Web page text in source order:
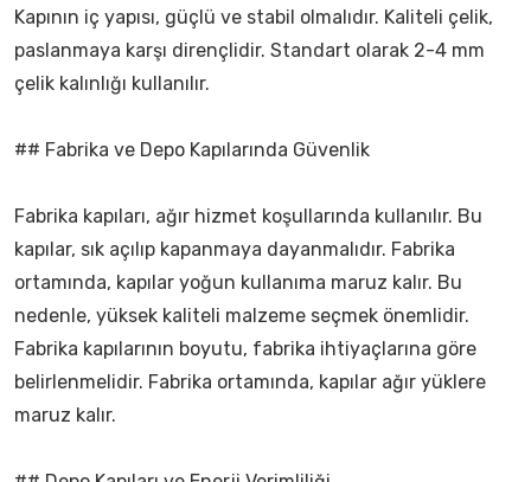
Kapının iç yapısı, güçlü ve stabil olmalıdır. Kaliteli çelik,
paslanmaya karşı dirençlidir. Standart olarak 2-4 mm
çelik kalınlığı kullanılır.
## Fabrika ve Depo Kapılarında Güvenlik
Fabrika kapıları, ağır hizmet koşullarında kullanılır. Bu
kapılar, sık açılıp kapanmaya dayanmalıdır. Fabrika
ortamında, kapılar yoğun kullanıma maruz kalır. Bu
nedenle, yüksek kaliteli malzeme seçmek önemlidir.
Fabrika kapılarının boyutu, fabrika ihtiyaçlarına göre
belirlenmelidir. Fabrika ortamında, kapılar ağır yüklere
maruz kalır.